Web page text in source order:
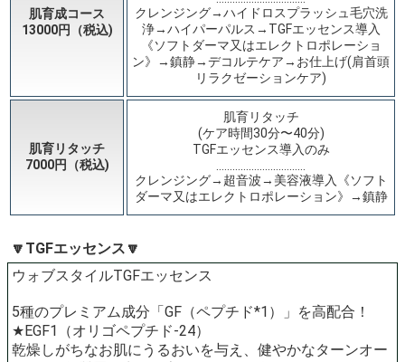
肌育成コース
13000円（税込)
クレンジング→ハイドロスプラッシュ毛穴洗
浄→ハイパーパルス→TGFエッセンス導入
《ソフトダーマ又はエレクトロポレーショ
ン》→鎮静→デコルテケア→お仕上げ(肩首頭
リラクゼーションケア)
肌育リタッチ
7000円（税込)
肌育リタッチ
(ケア時間30分〜40分)
TGFエッセンス導入のみ
クレンジング→超音波→美容液導入《ソフト
ダーマ又はエレクトロポレーション》→鎮静
🔽TGFエッセンス🔽
​ウォブスタイルTGFエッセンス
5種のプレミアム成分「GF（ペプチド*1）」を高配合！​
★EGF1（オリゴペプチド-24）
乾燥しがちなお肌にうるおいを与え、健やかなターンオー